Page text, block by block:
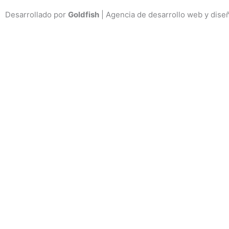
Desarrollado por Goldfish | Agencia de desarrollo web y